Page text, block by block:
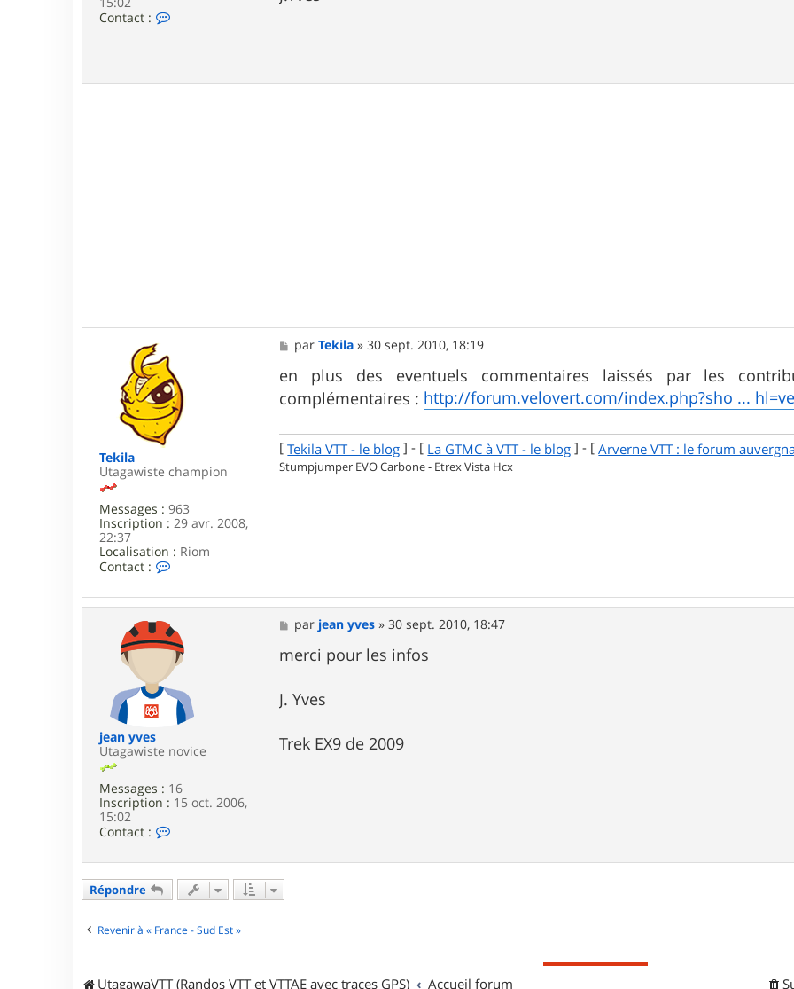
Contact :
c
Tekila
Utagawiste champion
Messages : 963
Inscription : 29 avr. 2008,
22:37
Localisation : Riom
Contact :
n
t
c
t
e
T
e
k
l
M
e
s
s
a
parTekila »30 sept. 2010, 18:19
en plus des eventuels commentaires laissés par les
complémentaires : http://forum.velovert.com/index.php?sho ...
[Tekila VTT - le blog ] - [ La GTMC à VTT - le blog ] - [ Arverne VTT : le forum
Stumpjumper EVO Carbone - Etrex Vista Hcx
jean yves
Utagawiste novice
Messages : 16
Inscription : 15 oct. 2006,
15:02
Contact :
c
e
M
e
s
s
g
e
par jean yves »30 sept. 2010, 18:47
merci pour les infos
J. Yves
Trek EX9 de 2009
Répondre
Revenir à « France - Sud Est »
UtagawaVTT (Randos VTT et VTTAE avec traces GPS) Accueil forum